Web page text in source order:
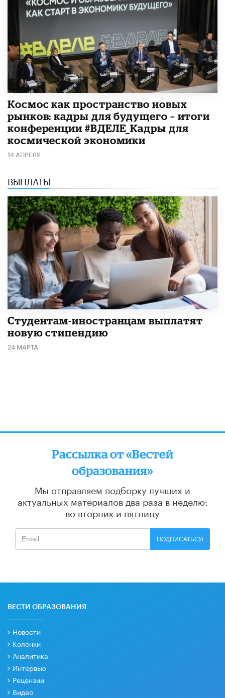
Космос как пространство новых
рынков: кадры для будущего – итоги
конференции #ВДЕЛЕ_Кадры для
космической экономики
14 АПРЕЛЯ
ВЫПЛАТЫ
Студентам-иностранцам выплатят
новую стипендию
24 МАРТА
Рассылка от «Вестей
образования»
Мы отправляем подборку лучших и
актуальных материалов два раза в неделю:
во вторник и пятницу
ПОДПИСАТЬСЯ
ВЕСТИ ОБРАЗОВАНИЯ
Новости
Колонки
Аналитика
Интервью
Рецензии
Видео